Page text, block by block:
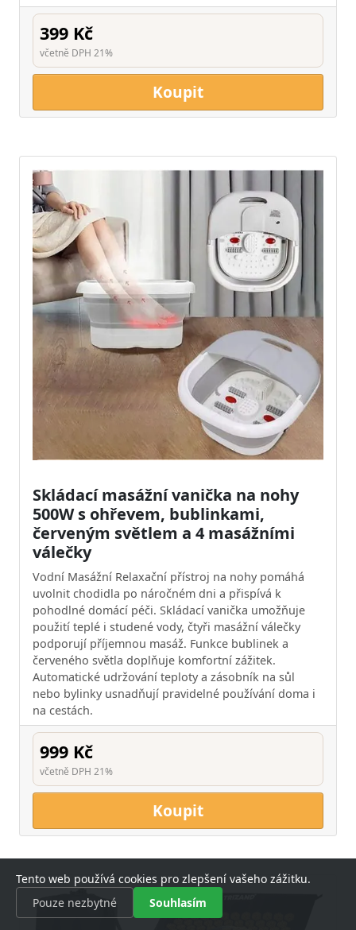
399 Kč
včetně DPH 21%
Koupit
Skládací masážní vanička na nohy
500W s ohřevem, bublinkami,
červeným světlem a 4 masážními
válečky
Vodní Masážní Relaxační přístroj na nohy pomáhá
uvolnit chodidla po náročném dni a přispívá k
pohodlné domácí péči. Skládací vanička umožňuje
použití teplé i studené vody, čtyři masážní válečky
podporují příjemnou masáž. Funkce bublinek a
červeného světla doplňuje komfortní zážitek.
Automatické udržování teploty a zásobník na sůl
nebo bylinky usnadňují pravidelné používání doma i
na cestách.
999 Kč
včetně DPH 21%
Koupit
Tento web používá cookies pro zlepšení vašeho zážitku.
Pouze nezbytné
Souhlasím